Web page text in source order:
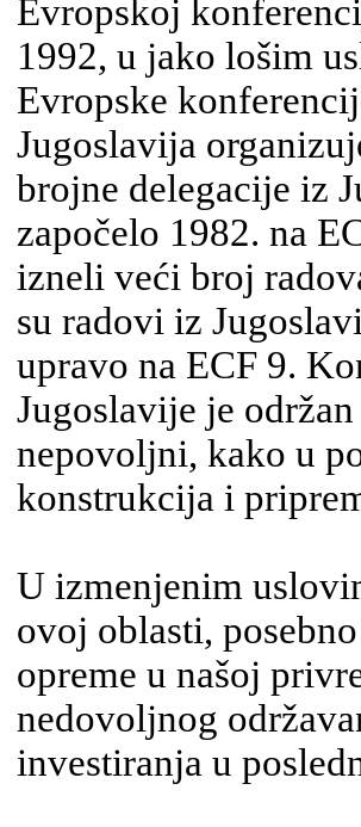
Evrop­skoj
1992, u jako lošim
Evropske
Jugoslavija
brojne delegacije iz
započelo 1982. na
izneli veći broj
su radovi iz
upravo na ECF 9.
Jugoslavije je
nepovoljni, kako u
konstrukcija i
U iz­menjenim
ovoj oblasti,
opreme u našoj
nedovoljnog
investiranja u